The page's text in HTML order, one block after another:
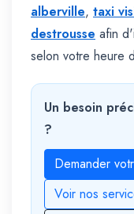
alberville, taxi
destrousse afin
selon votre heure
Un besoin
?
Demander
Voir nos